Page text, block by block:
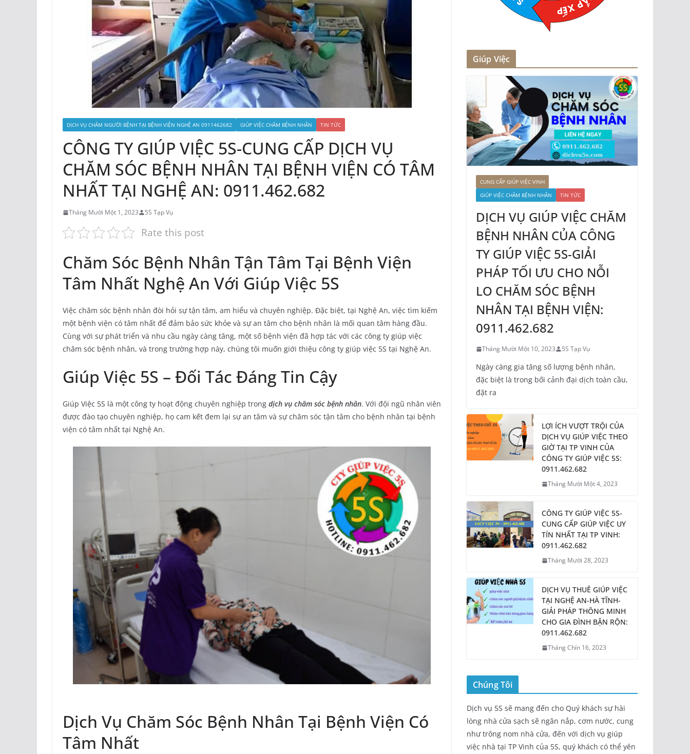
DỊCH VỤ CHĂM NGƯỜI BỆNH TẠI BỆNH VIỆN NGHỆ AN 0911462682 GIÚP VIỆC CHĂM BỆNH NHÂN TIN TỨC
CÔNG TY GIÚP VIỆC 5S-CUNG CẤP DỊCH VỤ
CHĂM SÓC BỆNH NHÂN TẠI BỆNH VIỆN CÓ TÂM
NHẤT TẠI NGHỆ AN: 0911.462.682
Tháng Mười Một 1, 2023 5S Tạp Vụ
Rate this post
Chăm Sóc Bệnh Nhân Tận Tâm Tại Bệnh Viện
Tâm Nhất Nghệ An Với Giúp Việc 5S
Việc chăm sóc bệnh nhân đòi hỏi sự tận tâm, am hiểu và chuyên nghiệp. Đặc biệt, tại Nghệ An, việc tìm kiếm
một bệnh viện có tâm nhất để đảm bảo sức khỏe và sự an tâm cho bệnh nhân là mối quan tâm hàng đầu.
Cùng với sự phát triển và nhu cầu ngày càng tăng, một số bệnh viện đã hợp tác với các công ty giúp việc
chăm sóc bệnh nhân, và trong trường hợp này, chúng tôi muốn giới thiệu công ty giúp việc 5S tại Nghệ An.
Giúp Việc 5S – Đối Tác Đáng Tin Cậy
Giúp Việc 5S là một công ty hoạt động chuyên nghiệp trong dịch vụ chăm sóc bệnh nhân. Với đội ngũ nhân viên
được đào tạo chuyên nghiệp, họ cam kết đem lại sự an tâm và sự chăm sóc tận tâm cho bệnh nhân tại bệnh
viện có tâm nhất tại Nghệ An.
Dịch Vụ Chăm Sóc Bệnh Nhân Tại Bệnh Viện Có
Tâm Nhất
Giúp Việc
CUNG CẤP GIÚP VIỆC VINH
GIÚP VIỆC CHĂM BỆNH NHÂN
TIN TỨC
DỊCH VỤ GIÚP VIỆC CHĂM
BỆNH NHÂN CỦA CÔNG
TY GIÚP VIỆC 5S-GIẢI
PHÁP TỐI ƯU CHO NỖI
LO CHĂM SÓC BỆNH
NHÂN TẠI BỆNH VIỆN:
0911.462.682
Tháng Mười Một 10, 2023 5S Tạp Vụ
Ngày càng gia tăng số lượng bệnh nhân,
đặc biệt là trong bối cảnh đại dịch toàn cầu,
đặt ra
LỢI ÍCH VƯỢT TRỘI CỦA
DỊCH VỤ GIÚP VIỆC THEO
GIỜ TẠI TP VINH CỦA
CÔNG TY GIÚP VIỆC 5S:
0911.462.682
Tháng Mười Một 4, 2023
CÔNG TY GIÚP VIỆC 5S-
CUNG CẤP GIÚP VIỆC UY
TÍN NHẤT TẠI TP VINH:
0911.462.682
Tháng Mười 28, 2023
DỊCH VỤ THUÊ GIÚP VIỆC
TẠI NGHỆ AN-HÀ TĨNH-
GIẢI PHÁP THÔNG MINH
CHO GIA ĐÌNH BẬN RỘN:
0911.462.682
Tháng Chín 16, 2023
Chúng Tôi
Dịch vụ 5S sẽ mang đến cho Quý khách sự hài
lòng nhà cửa sạch sẽ ngăn nắp, cơm nước, cung
như trông nom nhà cửa, đến với dịch vụ giúp
việc nhà tại TP Vinh của 5S, quý khách có thể yên